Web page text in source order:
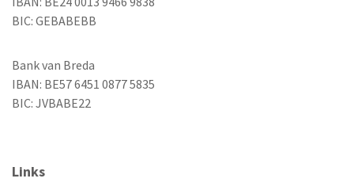
BIC: GEBABEBB
Bank van Breda
IBAN: BE57 6451 0877 5835
BIC: JVBABE22
Links